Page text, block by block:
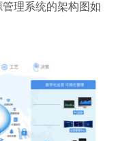
理系统的架构图如